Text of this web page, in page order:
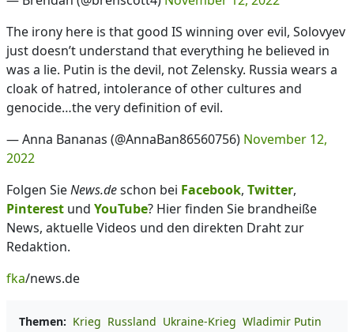
The irony here is that good IS winning over evil, Solovyev
just doesn’t understand that everything he believed in
was a lie. Putin is the devil, not Zelensky. Russia wears a
cloak of hatred, intolerance of other cultures and
genocide…the very definition of evil.
— Anna Bananas (@AnnaBan86560756) November 12,
2022
Folgen SieNews.deschon bei Facebook, Twitter,
Pinterest und YouTube? Hier finden Sie brandheiße
News, aktuelle Videos und den direkten Draht zur
Redaktion.
fka/news.de
Themen: Krieg Russland Ukraine-Krieg Wladimir Putin